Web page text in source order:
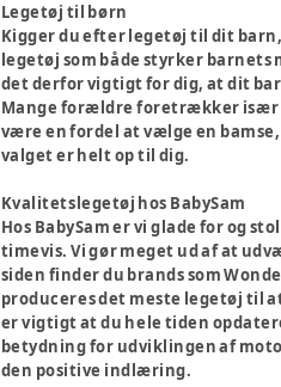
Legetøj til børn
Kigger du efter legetøj til dit
legetøj som både styrker barnets
det derfor vigtigt for dig, at dit
Mange forældre foretrækker især
være en fordel at vælge en
valget er helt op til dig.
Kvalitetslegetøj hos BabySam
Hos BabySam er vi glade for og
timevis. Vi gør meget ud af at
siden finder du brands som
produceres det meste legetøj til
er vigtigt at du hele tiden
betydning for udviklingen af
den positive indlæring.